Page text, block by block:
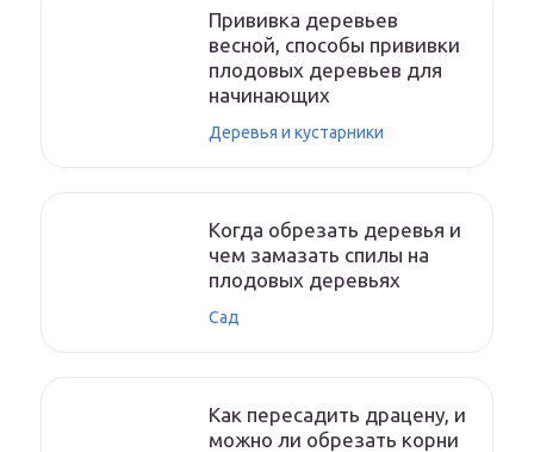
Прививка деревьев
весной, способы прививки
плодовых деревьев для
начинающих
Деревья и кустарники
Когда обрезать деревья и
чем замазать спилы на
плодовых деревьях
Сад
Как пересадить драцену, и
можно ли обрезать корни